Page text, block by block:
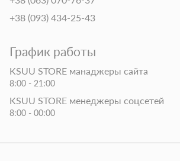
+38 (093) 434-25-43
График работы
KSUU STORE манаджеры сайта
8:00 - 21:00
KSUU STORE менеджеры соцсетей
8:00 - 00:00